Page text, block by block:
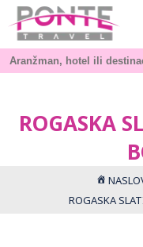
ROGASKA
ROGASKA